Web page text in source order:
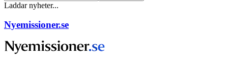
Laddar nyheter...
Nyemissioner.se